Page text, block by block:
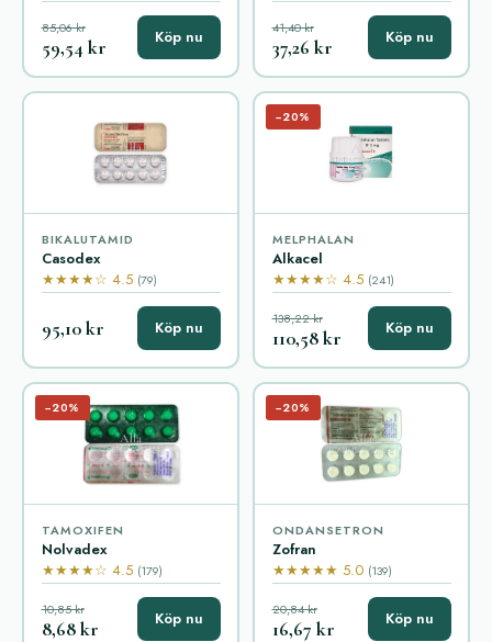
85,06 kr
59,54 kr Köp nu 41,40 kr
37,26 kr Köp nu
BIKALUTAMID
Casodex
★★★★☆ 4.5 (79)
95,10 kr Köp nu
−20%
MELPHALAN
Alkacel
★★★★☆ 4.5 (241)
138,22 kr
110,58 kr Köp nu
−20%
TAMOXIFEN
Nolvadex
★★★★☆ 4.5 (179)
10,85 kr
8,68 kr Köp nu
−20%
ONDANSETRON
Zofran
★★★★★ 5.0 (139)
20,84 kr
16,67 kr Köp nu